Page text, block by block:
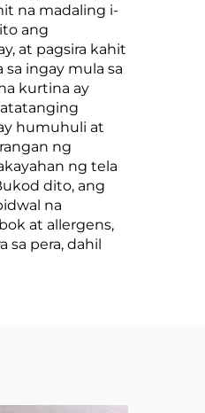
at Sala,
at Hindi
ng
Likod ng
na Dami
square
na madaling i-
ang
at pagsira kahit
ingay mula sa
kurtina ay
humuhuli at
ng
ng tela
dito, ang
na
at allergens,
sa pera, dahil